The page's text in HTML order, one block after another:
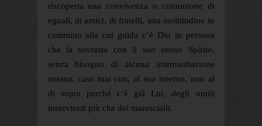
riscoperta una convivenza o comunione di
eguali, di amici, di fratelli, una moltitudine in
cammino alla cui guida c’è Dio in persona
che la sovrasta con il suo stesso Spirito,
senza bisogno di alcuna intermediazione
umana, caso mai con, al suo interno, non al
di sopra perché c’è già Lui, degli umili
inservienti più che dei marescialli.